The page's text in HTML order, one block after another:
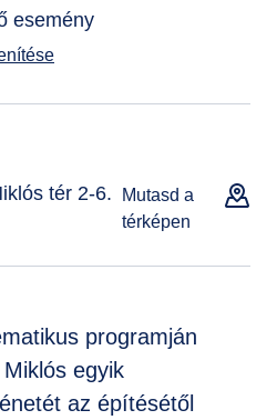
esemény
tér 2-6.
Mutasd a
térképen
programján
egyik
az építésétől